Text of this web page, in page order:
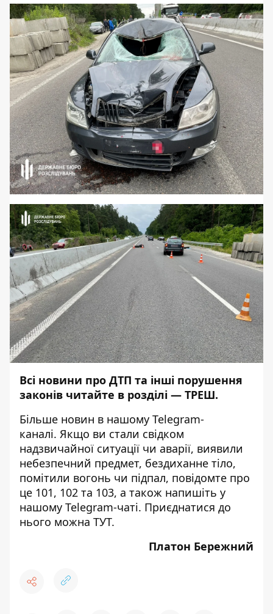
Всі новини про ДТП та інші порушення
законів читайте в розділі — ТРЕШ.
Більше новин в нашому Telegram-
каналі. Якщо ви стали свідком
надзвичайної ситуації чи аварії, виявили
небезпечний предмет, бездиханне тіло,
помітили вогонь чи підпал, повідомте про
це 101, 102 та 103, а також напишіть у
нашому Telegram-чаті. Приєднатися до
нього можна ТУТ.
Платон Бережний